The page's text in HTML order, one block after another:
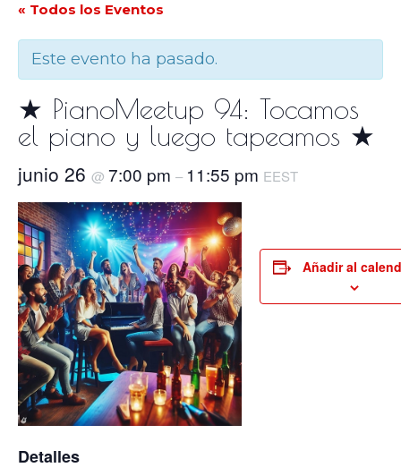
« Todos los Eventos
Este evento ha pasado.
★ PianoMeetup 94: Tocamos
el piano y luego tapeamos ★
junio 26 @ 7:00 pm – 11:55 pm EEST
Añadir al
Detalles